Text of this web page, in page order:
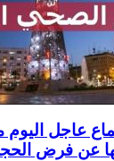
عاجل
عن فرض